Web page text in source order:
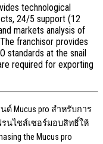
technological
, 24/5 support (12
markets analysis of
The franchisor provides
standards at the snail
required for exporting
ด์ Mucus pro สําหรับการ
นไชส์เซอร์มอบสิทธิ์ให้
the Mucus pro